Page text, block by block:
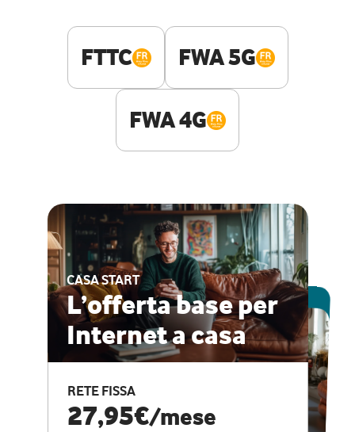
FTTC FWA 5G
FWA 4G
CASA START
L’offerta base per
Internet a casa
RETE FISSA
27,95€/mese
ESCLUSIVA ONLINE
CASA PRO
Internet veloce e
vantaggi speciali